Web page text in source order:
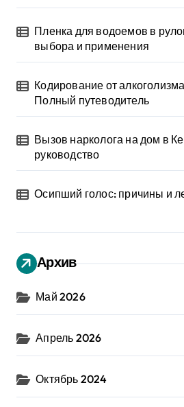
Пленка для водоемов в
выбора и применения
Кодирование от
Полный путеводитель
Вызов нарколога на дом в
руководство
Осипший голос: причины и
Архив
Май 2026
Апрель 2026
Октябрь 2024